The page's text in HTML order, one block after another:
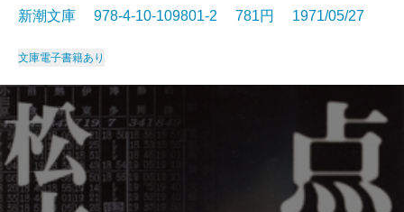
新潮文庫 978-4-10-109801-2 781円 1971/05/27
文庫電子書籍あり